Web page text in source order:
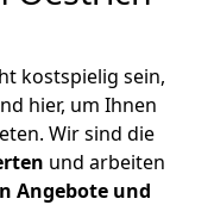
kostspielig sein,
hier, um Ihnen
Wir sind die
und arbeiten
Angebote und